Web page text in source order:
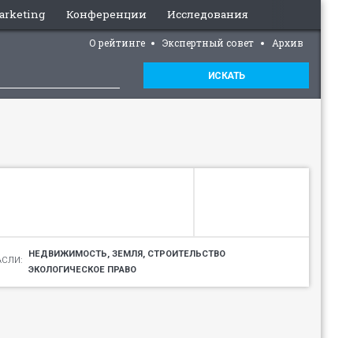
Конференции Исследования
О рейтинге Экспертный совет Архив
ИСКАТЬ
НЕДВИЖИМОСТЬ, ЗЕМЛЯ, СТРОИТЕЛЬСТВО
ЭКОЛОГИЧЕСКОЕ ПРАВО